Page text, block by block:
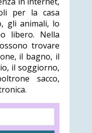
per la casa
gli animali, lo
libero. Nella
trovare
il bagno, il
il soggiorno,
sacco,